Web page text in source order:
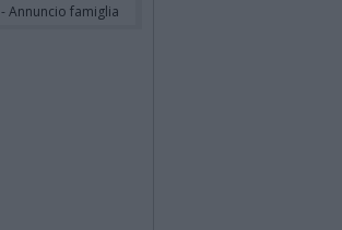
- Annuncio famiglia